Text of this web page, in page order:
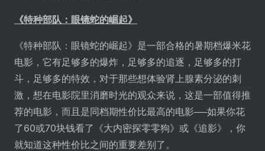
《特种部队：眼镜蛇的崛起》
《特种部队：眼镜蛇的崛起》是一部合格的暑期档爆米花
电影，它有足够多的爆炸，足够多的追逐，足够多的打
斗，足够多的特效，对于那些想体验肾上腺素分泌的刺
激，想在电影院里消磨时光的观众来说，这是一部值得推
荐的电影，而且是同档期性价比最高的电影──如果你花
了60或70块钱看了《大内密探零零狗》或《追影》，你
就知道这种性价比之间的重要差别了。